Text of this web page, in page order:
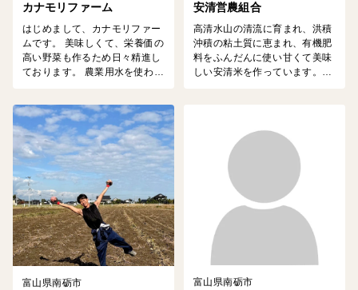
カナモリファーム
はじめまして、カナモリファー
ムです。 美味しくて、栄養価の
高い野菜も作るため日々精進し
ております。 農業用水を使わ
ます。 よろしくお願いします。
安清営農組合
高清水山の清流に育まれ、洪積
沖積の粘土質に恵まれ、有機肥
料をふんだんに使い甘くて美味
しい安清米を作っています。若
富山県南砺市 富山県南砺市